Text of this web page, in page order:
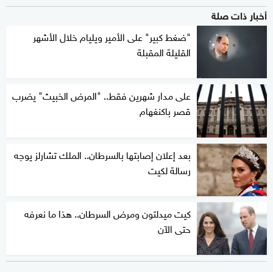
أخبار ذات صلة
"ضغط كبير" على الأمير ويليام خلال الأشهر
القليلة المقبلة
على مدار شهرين فقط.. "المرض الخبيث" يضرب
قصر باكنغهام
بعد إعلان إصابتها بالسرطان.. الملك تشارلز يوجه
رسالة لكيت
كيت ميدلتون ومرض السرطان.. هذا ما نعرفه
حتى الآن